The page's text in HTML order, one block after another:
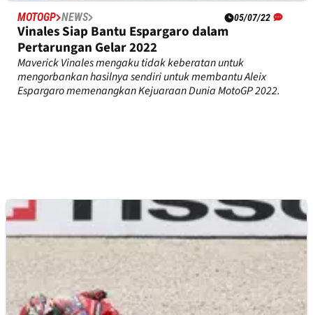
MOTOGP NEWS 05/07/22
Vinales Siap Bantu Espargaro dalam
Pertarungan Gelar 2022
Maverick Vinales mengaku tidak keberatan untuk
mengorbankan hasilnya sendiri untuk membantu Aleix
Espargaro memenangkan Kejuaraan Dunia MotoGP 2022.